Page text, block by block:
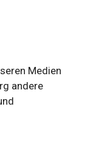
Medien
andere